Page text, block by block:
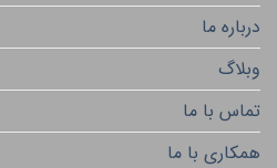
درباره ما
وبلاگ
تماس با ما
همکاری با ما